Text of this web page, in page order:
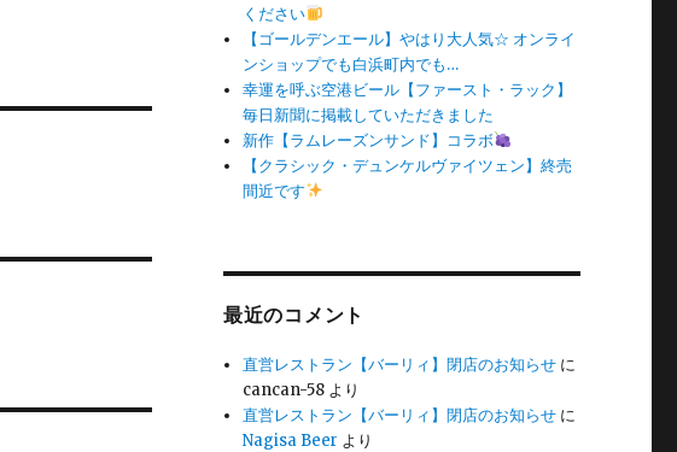
ください
【ゴールデンエール】やはり大人気☆ オンライ
ンショップでも白浜町内でも…
幸運を呼ぶ空港ビール【ファースト・ラック】
毎日新聞に掲載していただきました
新作【ラムレーズンサンド】コラボ
【クラシック・デュンケルヴァイツェン】終売
間近です
最近のコメント
直営レストラン【バーリィ】閉店のお知らせ に
cancan-58 より
直営レストラン【バーリィ】閉店のお知らせ に
Nagisa Beer より